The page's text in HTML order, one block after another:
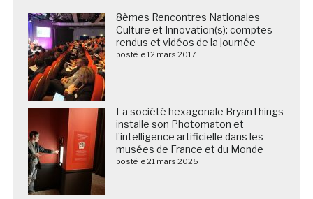
8èmes Rencontres Nationales
Culture et Innovation(s): comptes-
rendus et vidéos de la journée
posté le 12 mars 2017
La société hexagonale BryanThings
installe son Photomaton et
l’intelligence artificielle dans les
musées de France et du Monde
posté le 21 mars 2025